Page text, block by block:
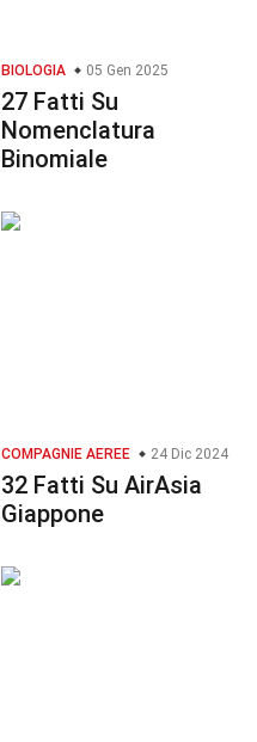
BIOLOGIA 05 Gen 2025
27 Fatti Su
Nomenclatura
Binomiale
COMPAGNIE AEREE 24 Dic 2024
32 Fatti Su AirAsia
Giappone